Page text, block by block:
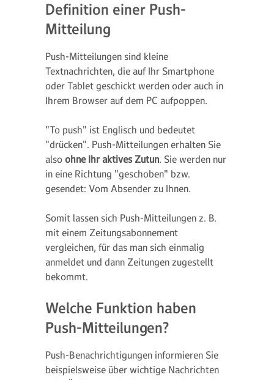
Definition einer Push-
Mitteilung
Push-Mitteilungen sind kleine
Textnachrichten, die auf Ihr Smartphone
oder Tablet geschickt werden oder auch in
Ihrem Browser auf dem PC aufpoppen.
"To push" ist Englisch und bedeutet
"drücken". Push-Mitteilungen erhalten Sie
also ohne Ihr aktives Zutun. Sie werden nur
in eine Richtung "geschoben" bzw.
gesendet: Vom Absender zu Ihnen.
Somit lassen sich Push-Mitteilungen z. B.
mit einem Zeitungsabonnement
vergleichen, für das man sich einmalig
anmeldet und dann Zeitungen zugestellt
bekommt.
Welche Funktion haben
Push-Mitteilungen?
Push-Benachrichtigungen informieren Sie
beispielsweise über wichtige Nachrichten